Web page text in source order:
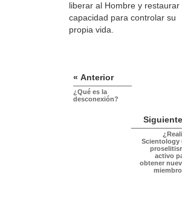
liberar al Hombre y restaurar
capacidad para controlar su
propia vida.
« Anterior
¿Qué es la
desconexión?
Scientology
activo
obtener